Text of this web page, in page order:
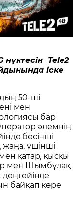
нүктесін Tele2
іске
50-ші
мен
бар
әлемнің
бесінші
үшінші
қатар, қысқы
мен Шымбұлақ
деңгейінде
байқап көре